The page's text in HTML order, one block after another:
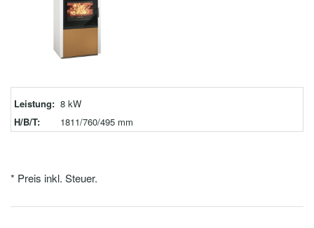
Leistung: 8 kW
H/B/T:
1811/760/495 mm
* Preis inkl. Steuer.